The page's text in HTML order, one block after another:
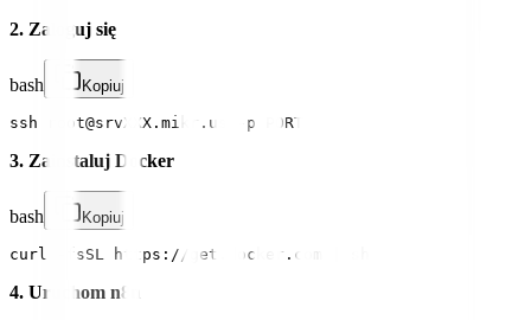
2. Zaloguj się
bash Kopiuj
3. Zainstaluj Docker
bash Kopiuj
4. Uruchom n8n